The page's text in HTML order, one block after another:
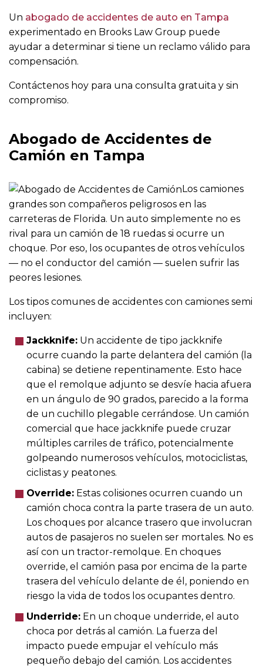
Un abogado de accidentes de auto en Tampa
experimentado en Brooks Law Group puede
ayudar a determinar si tiene un reclamo válido para
compensación.
Contáctenos hoy para una consulta gratuita y sin
compromiso.
Abogado de Accidentes de
Camión en Tampa
Los camiones
grandes son compañeros peligrosos en las
carreteras de Florida. Un auto simplemente no es
rival para un camión de 18 ruedas si ocurre un
choque. Por eso, los ocupantes de otros vehículos
— no el conductor del camión — suelen sufrir las
peores lesiones.
Los tipos comunes de accidentes con camiones semi
incluyen:
Jackknife: Un accidente de tipo jackknife
ocurre cuando la parte delantera del camión (la
cabina) se detiene repentinamente. Esto hace
que el remolque adjunto se desvíe hacia afuera
en un ángulo de 90 grados, parecido a la forma
de un cuchillo plegable cerrándose. Un camión
comercial que hace jackknife puede cruzar
múltiples carriles de tráfico, potencialmente
golpeando numerosos vehículos, motociclistas,
ciclistas y peatones.
Override: Estas colisiones ocurren cuando un
camión choca contra la parte trasera de un auto.
Los choques por alcance trasero que involucran
autos de pasajeros no suelen ser mortales. No es
así con un tractor-remolque. En choques
override, el camión pasa por encima de la parte
trasera del vehículo delante de él, poniendo en
riesgo la vida de todos los ocupantes dentro.
Underride: En un choque underride, el auto
choca por detrás al camión. La fuerza del
impacto puede empujar el vehículo más
pequeño debajo del camión. Los accidentes